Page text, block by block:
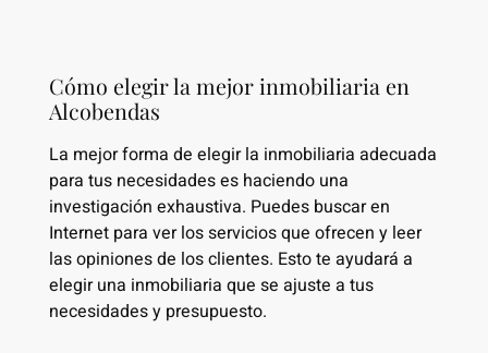
Cómo elegir la mejor inmobiliaria en
Alcobendas
La mejor forma de elegir la inmobiliaria adecuada
para tus necesidades es haciendo una
investigación exhaustiva. Puedes buscar en
Internet para ver los servicios que ofrecen y leer
las opiniones de los clientes. Esto te ayudará a
elegir una inmobiliaria que se ajuste a tus
necesidades y presupuesto.